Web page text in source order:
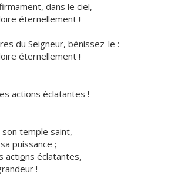
ent, dans le ciel,
éternellement !
du Seigneur, bénissez-le :
éternellement !
actions éclatantes !
son temple saint,
puissance ;
actions éclatantes,
!